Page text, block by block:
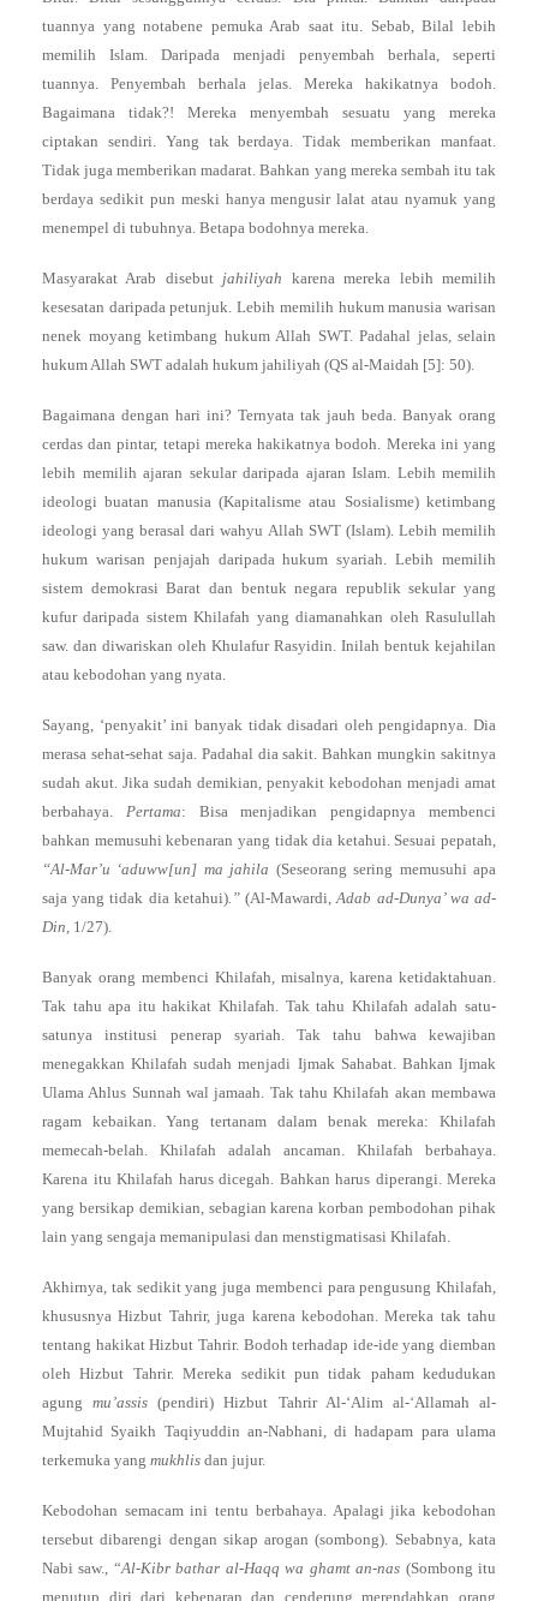
tuannya yang notabene pemuka Arab saat itu. Sebab, Bilal lebih
memilih Islam. Daripada menjadi penyembah berhala, seperti
tuannya. Penyembah berhala jelas. Mereka hakikatnya bodoh.
Bagaimana tidak?! Mereka menyembah sesuatu yang mereka
ciptakan sendiri. Yang tak berdaya. Tidak memberikan manfaat.
Tidak juga memberikan madarat. Bahkan yang mereka sembah itu tak
berdaya sedikit pun meski hanya mengusir lalat atau nyamuk yang
menempel di tubuhnya. Betapa bodohnya mereka.
Masyarakat Arab disebut jahiliyah karena mereka lebih memilih
kesesatan daripada petunjuk. Lebih memilih hukum manusia warisan
nenek moyang ketimbang hukum Allah SWT. Padahal jelas, selain
hukum Allah SWT adalah hukum jahiliyah (QS al-Maidah [5]: 50).
Bagaimana dengan hari ini? Ternyata tak jauh beda. Banyak orang
cerdas dan pintar, tetapi mereka hakikatnya bodoh. Mereka ini yang
lebih memilih ajaran sekular daripada ajaran Islam. Lebih memilih
ideologi buatan manusia (Kapitalisme atau Sosialisme) ketimbang
ideologi yang berasal dari wahyu Allah SWT (Islam). Lebih memilih
hukum warisan penjajah daripada hukum syariah. Lebih memilih
sistem demokrasi Barat dan bentuk negara republik sekular yang
kufur daripada sistem Khilafah yang diamanahkan oleh Rasulullah
saw. dan diwariskan oleh Khulafur Rasyidin. Inilah bentuk kejahilan
atau kebodohan yang nyata.
Sayang, ‘penyakit’ ini banyak tidak disadari oleh pengidapnya. Dia
merasa sehat-sehat saja. Padahal dia sakit. Bahkan mungkin sakitnya
sudah akut. Jika sudah demikian, penyakit kebodohan menjadi amat
berbahaya. Pertama: Bisa menjadikan pengidapnya membenci
bahkan memusuhi kebenaran yang tidak dia ketahui. Sesuai pepatah,
“Al-Mar’u ‘aduww[un] ma jahila (Seseorang sering memusuhi apa
saja yang tidak dia ketahui).”(Al-Mawardi,Adab ad-Dunya’ wa ad-
Din, 1/27).
Banyak orang membenci Khilafah, misalnya, karena ketidaktahuan.
Tak tahu apa itu hakikat Khilafah. Tak tahu Khilafah adalah satu-
satunya institusi penerap syariah. Tak tahu bahwa kewajiban
menegakkan Khilafah sudah menjadi Ijmak Sahabat. Bahkan Ijmak
Ulama Ahlus Sunnah wal jamaah. Tak tahu Khilafah akan membawa
ragam kebaikan. Yang tertanam dalam benak mereka: Khilafah
memecah-belah. Khilafah adalah ancaman. Khilafah berbahaya.
Karena itu Khilafah harus dicegah. Bahkan harus diperangi. Mereka
yang bersikap demikian, sebagian karena korban pembodohan pihak
lain yang sengaja memanipulasi dan menstigmatisasi Khilafah.
Akhirnya, tak sedikit yang juga membenci para pengusung Khilafah,
khususnya Hizbut Tahrir, juga karena kebodohan. Mereka tak tahu
tentang hakikat Hizbut Tahrir. Bodoh terhadap ide-ide yang diemban
oleh Hizbut Tahrir. Mereka sedikit pun tidak paham kedudukan
agungmu’assis (pendiri) Hizbut Tahrir Al-‘Alim al-‘Allamah al-
Mujtahid Syaikh Taqiyuddin an-Nabhani, di hadapam para ulama
terkemuka yang mukhlis dan jujur.
Kebodohan semacam ini tentu berbahaya. Apalagi jika kebodohan
tersebut dibarengi dengan sikap arogan (sombong). Sebabnya, kata
Nabi saw., “Al-Kibr bathar al-Haqq wa ghamt an-nas (Sombong itu
menutup diri dari kebenaran dan cenderung merendahkan orang